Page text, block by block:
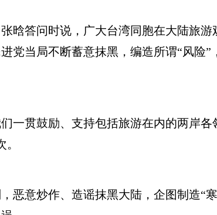
答问时说，广大台湾同胞在大陆旅游
党当局不断蓄意抹黑，编造所谓“风险
贯鼓励、支持包括旅游在内的两岸各
意炒作、造谣抹黑大陆，企图制造“寒